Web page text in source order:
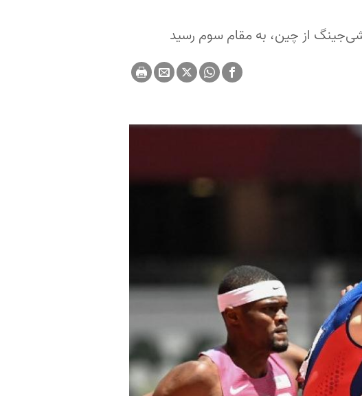
از چین، به مقام سوم رسید